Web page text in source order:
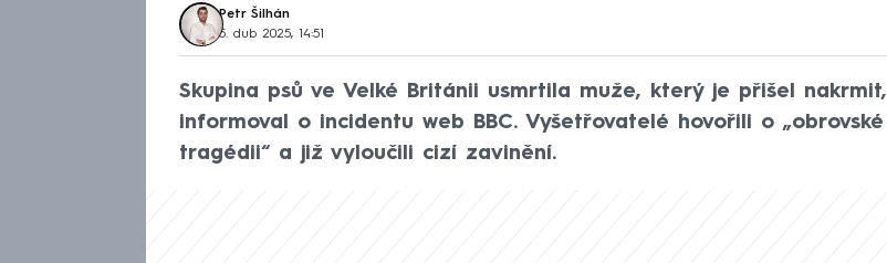
Petr Šilhán
5. dub 2025, 14:51
Skupina psů ve Velké Británii usmrtila muže, který je přišel nakrmit,
informoval o incidentu web BBC. Vyšetřovatelé hovořili o „obrovské
tragédii“ a již vyloučili cizí zavinění.